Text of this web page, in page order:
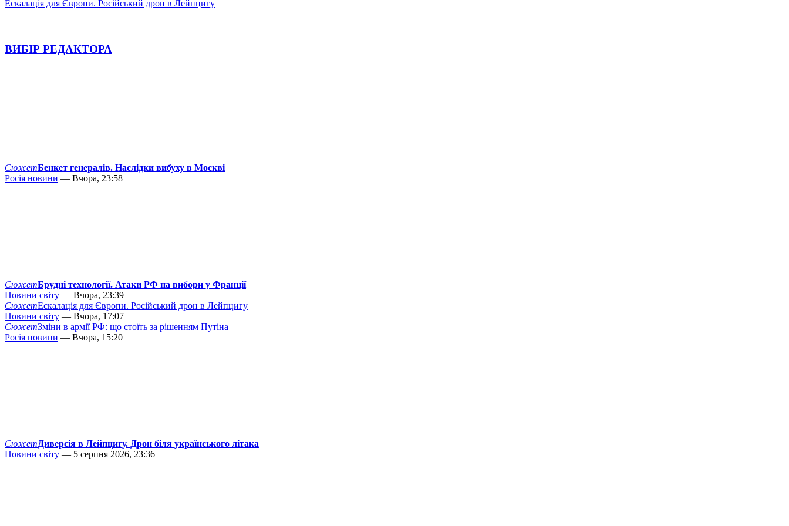
Ескалація для Європи. Російський дрон в Лейпцигу
ВИБІР РЕДАКТОРА
СюжетБенкет генералів. Наслідки вибуху в Москві
Росія новини — Вчора, 23:58
СюжетБрудні технології. Атаки РФ на вибори у Франції
Новини світу — Вчора, 23:39
СюжетЕскалація для Європи. Російський дрон в Лейпцигу
Новини світу — Вчора, 17:07
СюжетЗміни в армії РФ: що стоїть за рішенням Путіна
Росія новини — Вчора, 15:20
СюжетДиверсія в Лейпцигу. Дрон біля українського літака
Новини світу — 5 серпня 2026, 23:36